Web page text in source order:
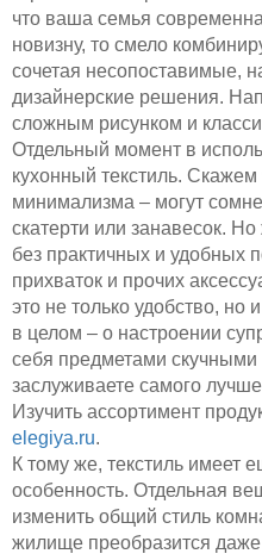
что ваша семья
новизну, то смело
сочетая несопоставимые,
дизайнерские решения.
сложным рисунком и
Отдельный момент в
кухонный текстиль.
минимализма – могут
скатерти или занавесок.
без практичных и удобных
прихваток и прочих
это не только удобство, но
в целом – о настроении
себя предметами
заслуживаете самого
Изучить ассортимент
elegiya.ru.
К тому же, текстиль имеет
особенность. Отдельная
изменить общий стиль
жилище преобразится